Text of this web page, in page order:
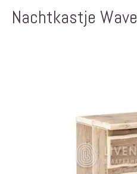
Nachtkastje Wave